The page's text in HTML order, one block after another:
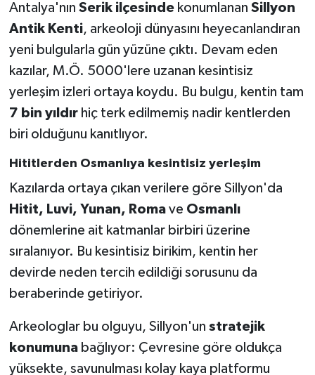
Antalya'nın Serik ilçesindekonumlanan Sillyon
Antik Kenti, arkeoloji dünyasını heyecanlandıran
yeni bulgularla gün yüzüne çıktı. Devam eden
kazılar, M.Ö. 5000'lere uzanan kesintisiz
yerleşim izleri ortaya koydu. Bu bulgu, kentin tam
7 bin yıldırhiç terk edilmemiş nadir kentlerden
biri olduğunu kanıtlıyor.
Hititlerden Osmanlıya kesintisiz yerleşim
Kazılarda ortaya çıkan verilere göre Sillyon'da
Hitit, Luvi, Yunan, Romave Osmanlı
dönemlerine ait katmanlar birbiri üzerine
sıralanıyor. Bu kesintisiz birikim, kentin her
devirde neden tercih edildiği sorusunu da
beraberinde getiriyor.
Arkeologlar bu olguyu, Sillyon'un stratejik
konumunabağlıyor: Çevresine göre oldukça
yüksekte, savunulması kolay kaya platformu